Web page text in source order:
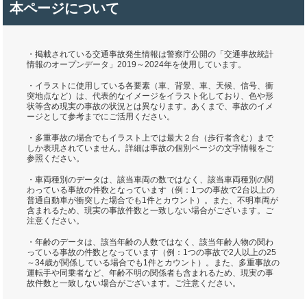
本ページについて
・掲載されている交通事故発生情報は警察庁公開の「交通事故統計
情報のオープンデータ」2019～2024年を使用しています。
・イラストに使用している各要素（車、背景、車、天候、信号、衝
突地点など）は、代表的なイメージをイラスト化しており、色や形
状等含め現実の事故の状況とは異なります。あくまで、事故のイメ
ージとして参考までにご活用ください。
・多重事故の場合でもイラスト上では最大２台（歩行者含む）まで
しか表現されていません。詳細は事故の個別ページの文字情報をご
参照ください。
・車両種別のデータは、該当車両の数ではなく、該当車両種別の関
わっている事故の件数となっています（例：1つの事故で2台以上の
普通自動車が衝突した場合でも1件とカウント）。また、不明車両が
含まれるため、現実の事故件数と一致しない場合がございます。ご
注意ください。
・年齢のデータは、該当年齢の人数ではなく、該当年齢人物の関わ
っている事故の件数となっています（例：1つの事故で2人以上の25
～34歳が関係している場合でも1件とカウント）。また、多重事故の
運転手や同乗者など、年齢不明の関係者も含まれるため、現実の事
故件数と一致しない場合がございます。ご注意ください。